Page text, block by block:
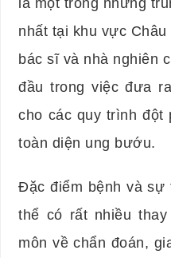
là một trong những
nhất tại khu vực
bác sĩ và nhà nghiên
đầu trong việc đưa
cho các quy trình đột
toàn diện ung bướu.
Đặc điểm bệnh và sự
thể có rất nhiều
môn về chẩn đoán,